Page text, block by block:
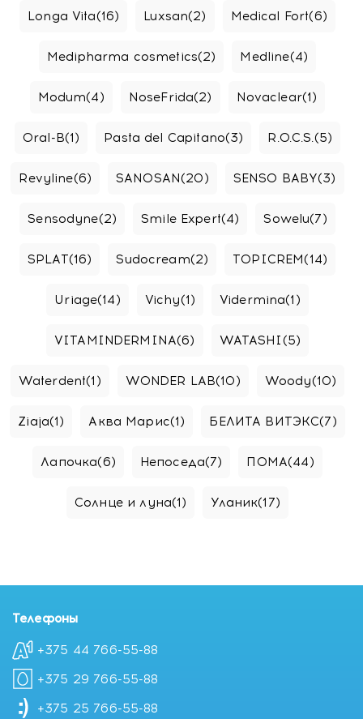
Longa Vita(16) Luxsan(2) Medical Fort(6)
Medipharma cosmetics(2) Medline(4)
Modum(4) NoseFrida(2) Novaclear(1)
Oral-B(1) Pasta del Capitano(3) R.O.C.S.(5)
Revyline(6) SANOSAN(20) SENSO BABY(3)
Sensodyne(2) Smile Expert(4) Sowelu(7)
SPLAT(16) Sudocream(2) TOPICREM(14)
Uriage(14) Vichy(1) Vidermina(1)
VITAMINDERMINA(6) WATASHI(5)
Waterdent(1) WONDER LAB(10) Woody(10)
Ziaja(1) Аква Марис(1) БЕЛИТА ВИТЭКС(7)
Лапочка(6) Непоседа(7) ПОМА(44)
Солнце и луна(1) Уланик(17)
Телефоны
+375 44 766-55-88
+375 29 766-55-88
+375 25 766-55-88